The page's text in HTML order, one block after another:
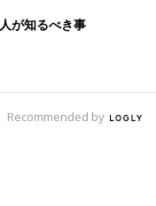
が知るべき事
Recommended by